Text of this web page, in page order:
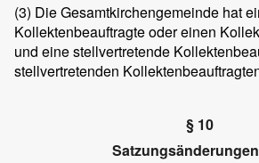
(3) Die Gesamtkirchengemeinde hat
Kollektenbeauftragte oder einen
und eine stellvertretende
stellvertretenden
§ 10
Satzungsänderungen